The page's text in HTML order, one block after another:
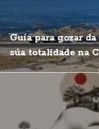
Guía para gozar
súa totalidade na